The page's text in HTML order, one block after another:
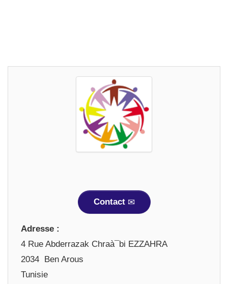
Contact
Adresse :
4 Rue Abderrazak Chraà¯bi EZZAHRA
2034 Ben Arous
Tunisie